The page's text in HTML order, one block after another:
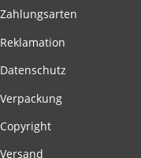
Zahlungsarten
Reklamation
Datenschutz
Verpackung
Copyright
Versand